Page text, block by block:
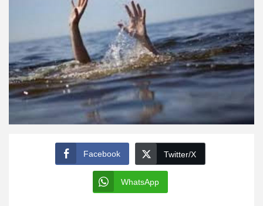
Facebook Twitter/X
WhatsApp